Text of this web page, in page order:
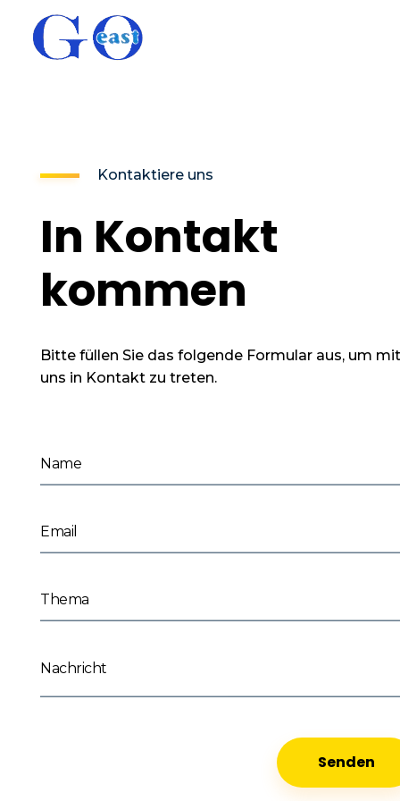
Kontaktiere uns
In Kontakt
kommen
Bitte füllen Sie das folgende Formular aus, um mit
uns in Kontakt zu treten.